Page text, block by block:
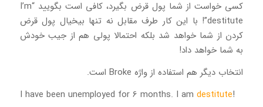
کسی خواست از شما پول قرض بگیرد، کافی است بگویید “I’m
destitute”! با این کار طرف مقابل نه تنها بیخیال پول قرض
کردن از شما خواهد شد بلکه احتمالا پولی هم از جیب خودش
به شما خواهد داد!
انتخاب دیگر هم استفاده از واژه Broke است.
!I have been unemployed for 6 months. I am
destitute